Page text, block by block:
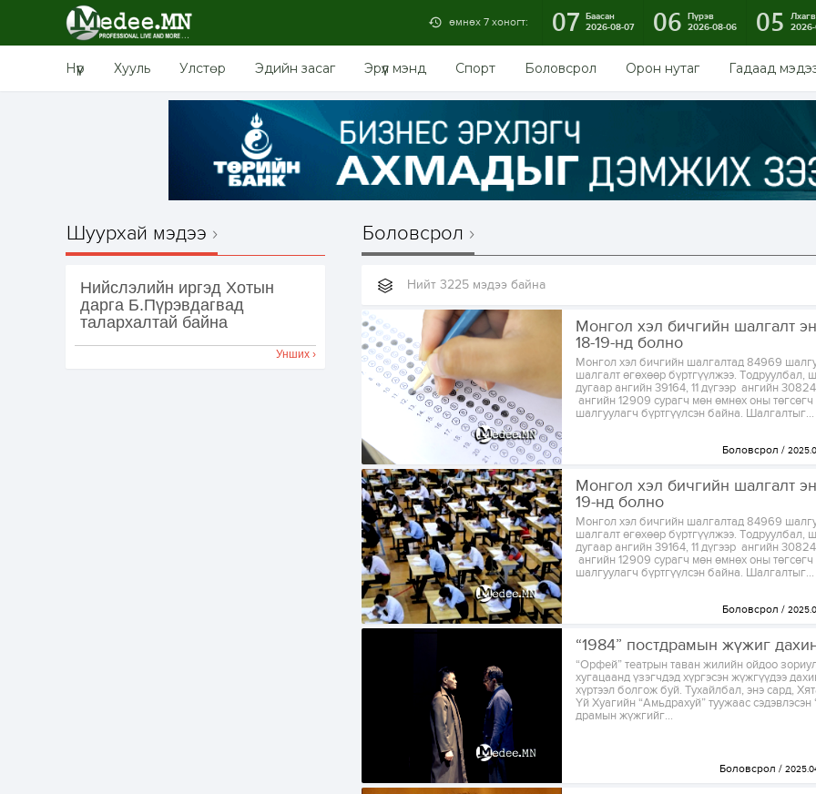
өмнөх 7 хоногт: 07 Баасан
2026-08-07
06 Пүрэв
2026-08-06
05
Нүүр Хууль Улстөр Эдийн засаг Эрүүл мэнд Спорт Боловсрол Орон нутаг Гадаад
Шуурхай мэдээ
Нийслэлийн иргэд Хотын
дарга Б.Пүрэвдагвад
талархалтай байна
Унших ›
Боловсрол
Нийт 3225 мэдээ байна
Монгол хэл бичгийн шалгалт
18-19-нд болно
Монгол хэл бичгийн шалгалтад 84969
шалгалт өгөхөөр бүртгүүлжээ. Тодруулбал,
дугаар ангийн 39164, 11 дүгээр ангийн
ангийн 12909 сурагч мөн өмнөх оны төгсөгч
шалгуулагч бүртгүүлсэн байна. Шалгалтыг...
Боловсрол
Монгол хэл бичгийн шалгалт
19-нд болно
Монгол хэл бичгийн шалгалтад 84969
шалгалт өгөхөөр бүртгүүлжээ. Тодруулбал,
дугаар ангийн 39164, 11 дүгээр ангийн
ангийн 12909 сурагч мөн өмнөх оны төгсөгч
шалгуулагч бүртгүүлсэн байна. Шалгалтыг...
Боловсрол
“1984” постдрамын жүжиг
“Орфей” театрын таван жилийн ойдоо
хугацаанд үзэгчдэд хүргэсэн жүжгүүдээ
хүртээл болгож буй. Тухайлбал, энэ сард,
Үй Хуагийн “Амьдрахуй” туужаас сэдэвлэсэн
драмын жүжгийг...
Боловсрол